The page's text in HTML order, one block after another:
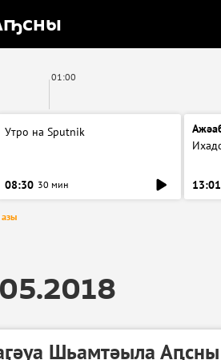
01:00
Утро на Sputnik
08:30 30 мин 13:01
Шьамтәыла